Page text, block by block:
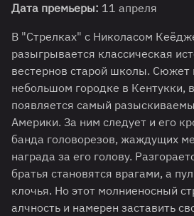
Дата премьеры: 11 апреля
В "Стрелках" с Николасом
разыгрывается классическая
вестернов старой школы. Сюжет
небольшом городке в Кентукки,
появляется самый
Америки. За ним следует и его
банда головорезов, жаждущих
награда за его голову.
братья становятся врагами, а
клочья. Но этот молниеносный
алчность и намерен заставить